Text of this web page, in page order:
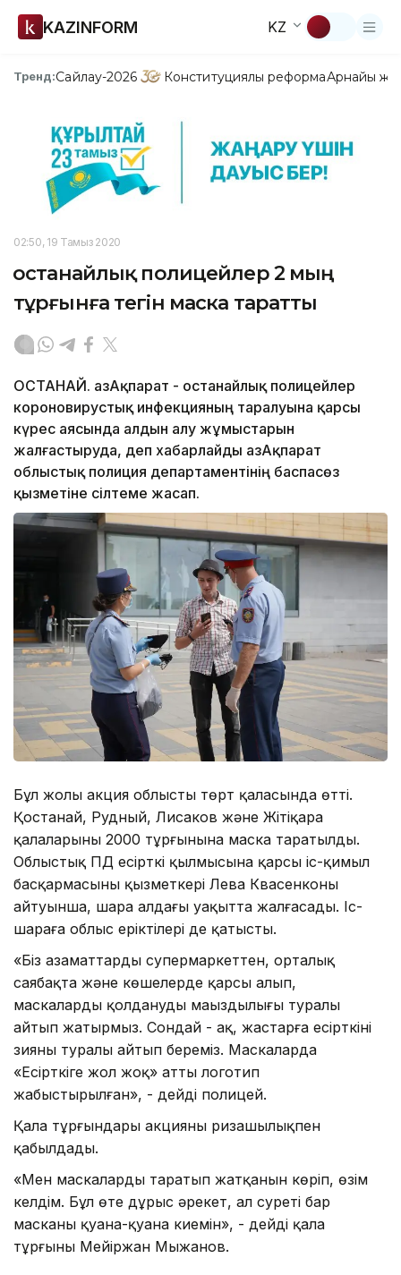
KAZINFORM KZ
Тренд:Сайлау-2026 Конституциялық реформаАрнайы
02:50, 19 Тамыз 2020
Қостанайлық полицейлер 2 мың
тұрғынға тегін маска таратты
ҚОСТАНАЙ. ҚазАқпарат - Қостанайлық полицейлер
короновирустық инфекцияның таралуына қарсы
күрес аясында алдын алу жұмыстарын
жалғастыруда, деп хабарлайды ҚазАқпарат
облыстық полиция департаментінің баспасөз
қызметіне сілтеме жасап.
Бұл жолы акция облыстың төрт қаласында өтті.
Қостанай, Рудный, Лисаков және Жітіқара
қалаларының 2000 тұрғынына маска таратылды.
Облыстық ПД есірткі қылмысына қарсы іс-қимыл
басқармасының қызметкері Лева Квасенконың
айтуынша, шара алдағы уақытта жалғасады. Іс-
шараға облыс еріктілері де қатысты.
«Біз азаматтарды супермаркеттен, орталық
саябақта және көшелерде қарсы алып,
маскаларды қолданудың маңыздылығы туралы
айтып жатырмыз. Сондай - ақ, жастарға есірткінің
зияны туралы айтып береміз. Маскаларда
«Есірткіге жол жоқ» атты логотип
жабыстырылған», - дейді полицей.
Қала тұрғындары акцияны ризашылықпен
қабылдады.
«Мен маскаларды таратып жатқанын көріп, өзім
келдім. Бұл өте дұрыс әрекет, ал суреті бар
масканы қуана-қуана киемін», - дейді қала
тұрғыны Мейіржан Мыңжанов.